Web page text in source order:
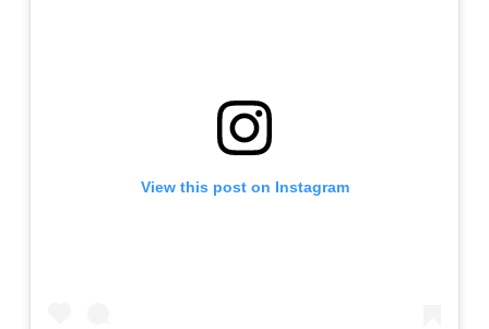
View this post on Instagram